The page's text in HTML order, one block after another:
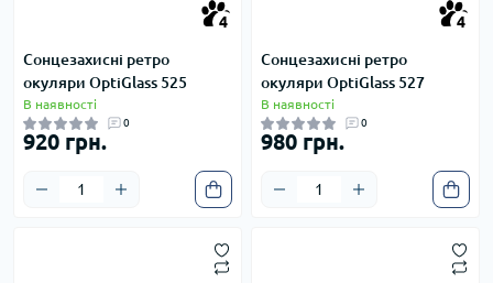
4
4
Сонцезахисні ретро
окуляри OptiGlass 525
В наявності
0
920 грн.
4
4
Сонцезахисні ретро
окуляри OptiGlass 527
В наявності
0
980 грн.